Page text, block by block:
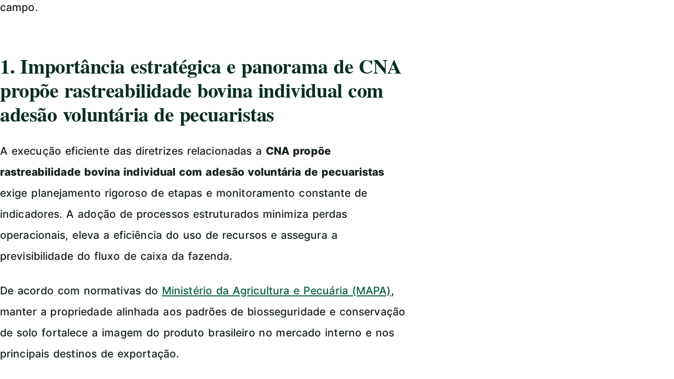
campo.
1. Importância estratégica e panorama de CNA
propõe rastreabilidade bovina individual com
adesão voluntária de pecuaristas
A execução eficiente das diretrizes relacionadas a CNA propõe
rastreabilidade bovina individual com adesão voluntária de pecuaristas
exige planejamento rigoroso de etapas e monitoramento constante de
indicadores. A adoção de processos estruturados minimiza perdas
operacionais, eleva a eficiência do uso de recursos e assegura a
previsibilidade do fluxo de caixa da fazenda.
De acordo com normativas do Ministério da Agricultura e Pecuária (MAPA),
manter a propriedade alinhada aos padrões de biosseguridade e conservação
de solo fortalece a imagem do produto brasileiro no mercado interno e nos
principais destinos de exportação.